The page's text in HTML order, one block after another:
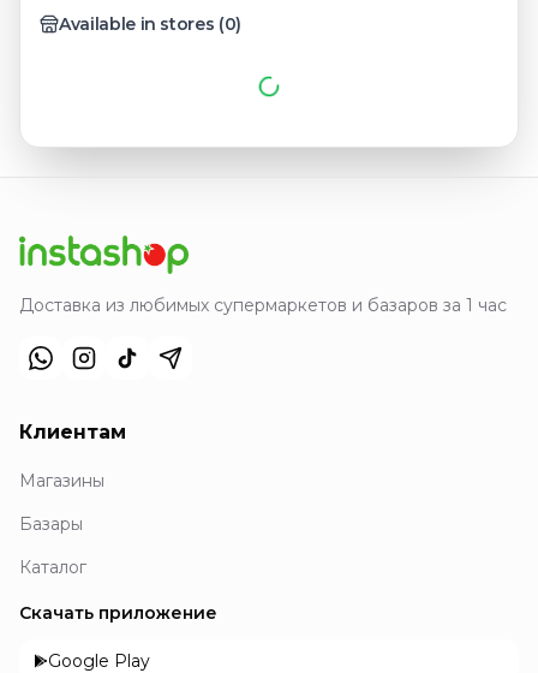
Available in stores (0)
Доставка из любимых супермаркетов и базаров за 1 час
Клиентам
Магазины
Базары
Каталог
Скачать приложение
Google Play